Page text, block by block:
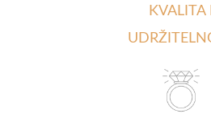
KVALITA I